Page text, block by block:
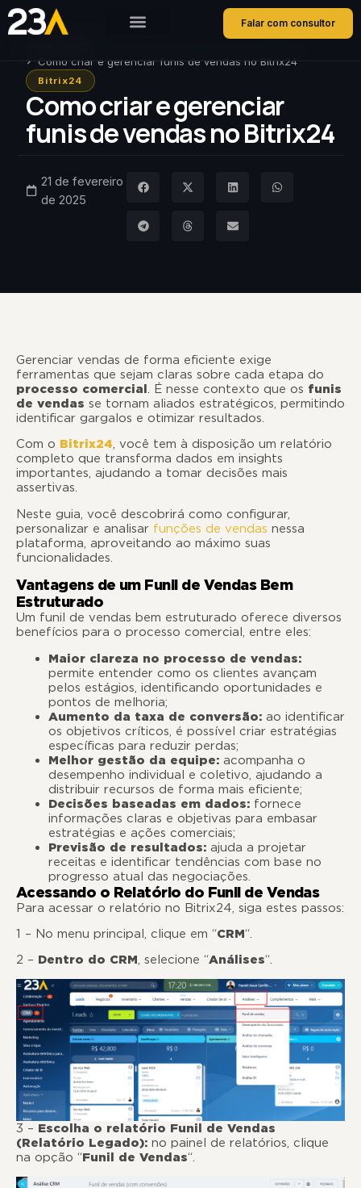
Falar com consultor
Como criar e gerenciar funis de vendas no Bitrix24
Bitrix24
Como criar e gerenciar
funis de vendas no Bitrix24
21 de fevereiro
de 2025
Gerenciar vendas de forma eficiente exige
ferramentas que sejam claras sobre cada etapa do
processo comercial. É nesse contexto que os funis
de vendas se tornam aliados estratégicos, permitindo
identificar gargalos e otimizar resultados.
Com o Bitrix24, você tem à disposição um relatório
completo que transforma dados em insights
importantes, ajudando a tomar decisões mais
assertivas.
Neste guia, você descobrirá como configurar,
personalizar e analisar funções de vendas nessa
plataforma, aproveitando ao máximo suas
funcionalidades.
Vantagens de um Funil de Vendas Bem
Estruturado
Um funil de vendas bem estruturado oferece diversos
benefícios para o processo comercial, entre eles:
Maior clareza no processo de vendas:
permite entender como os clientes avançam
pelos estágios, identificando oportunidades e
pontos de melhoria;
Aumento da taxa de conversão: ao identificar
os objetivos críticos, é possível criar estratégias
específicas para reduzir perdas;
Melhor gestão da equipe: acompanha o
desempenho individual e coletivo, ajudando a
distribuir recursos de forma mais eficiente;
Decisões baseadas em dados: fornece
informações claras e objetivas para embasar
estratégias e ações comerciais;
Previsão de resultados: ajuda a projetar
receitas e identificar tendências com base no
progresso atual das negociações.
Acessando o Relatório do Funil de Vendas
Para acessar o relatório no Bitrix24, siga estes passos:
1 – No menu principal, clique em “CRM“.
2 – Dentro do CRM, selecione “Análises“.
3 – Escolha o relatório Funil de Vendas
(Relatório Legado): no painel de relatórios, clique
na opção “Funil de Vendas“.